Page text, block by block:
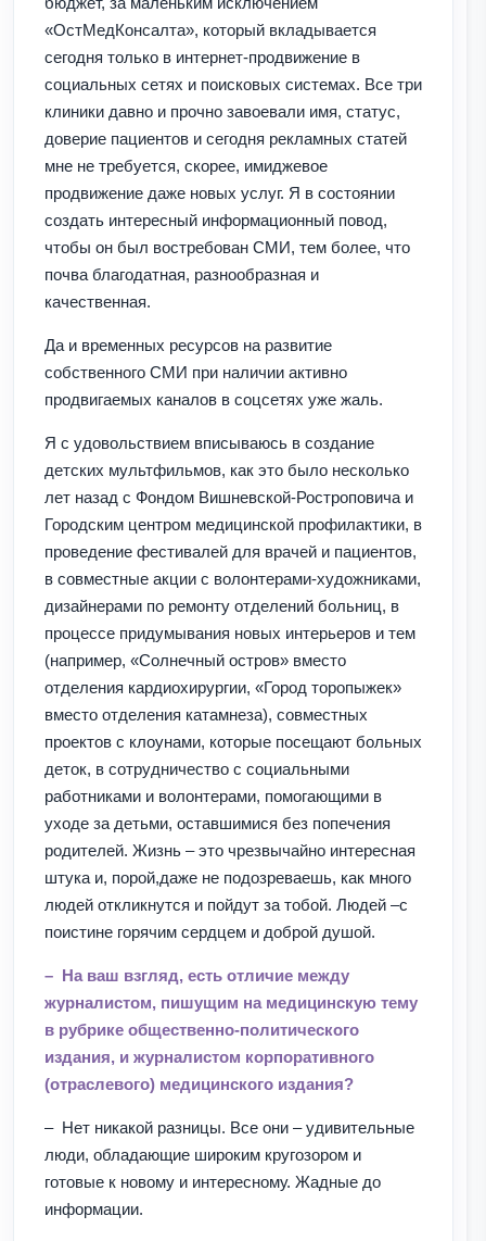
«ОстМедКонсалта», который вкладывается
сегодня только в интернет-продвижение в
социальных сетях и поисковых системах. Все три
клиники давно и прочно завоевали имя, статус,
доверие пациентов и сегодня рекламных статей
мне не требуется, скорее, имиджевое
продвижение даже новых услуг. Я в состоянии
создать интересный информационный повод,
чтобы он был востребован СМИ, тем более, что
почва благодатная, разнообразная и
качественная.
Да и временных ресурсов на развитие
собственного СМИ при наличии активно
продвигаемых каналов в соцсетях уже жаль.
Я с удовольствием вписываюсь в создание
детских мультфильмов, как это было несколько
лет назад с Фондом Вишневской-Ростроповича и
Городским центром медицинской профилактики, в
проведение фестивалей для врачей и пациентов,
в совместные акции с волонтерами-художниками,
дизайнерами по ремонту отделений больниц, в
процессе придумывания новых интерьеров и тем
(например, «Солнечный остров» вместо
отделения кардиохирургии, «Город торопыжек»
вместо отделения катамнеза), совместных
проектов с клоунами, которые посещают больных
деток, в сотрудничество с социальными
работниками и волонтерами, помогающими в
уходе за детьми, оставшимися без попечения
родителей. Жизнь – это чрезвычайно интересная
штука и, порой,даже не подозреваешь, как много
людей откликнутся и пойдут за тобой. Людей –с
поистине горячим сердцем и доброй душой.
– На ваш взгляд, есть отличие между
журналистом, пишущим на медицинскую тему
в рубрике общественно-политического
издания, и журналистом корпоративного
(отраслевого) медицинского издания?
– Нет никакой разницы. Все они – удивительные
люди, обладающие широким кругозором и
готовые к новому и интересному. Жадные до
информации.